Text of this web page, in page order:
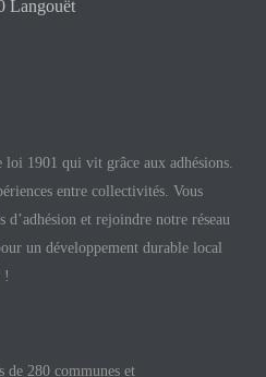
Langouët
1901 qui vit grâce aux adhésions.
entre collectivités. Vous
d’adhésion et rejoindre notre réseau
un développement durable local
!
de 280 communes et